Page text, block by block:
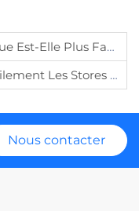
Entretenir Qu'une Clôture En Bois ?
En Acier Galvanisé ?
Nous contacter